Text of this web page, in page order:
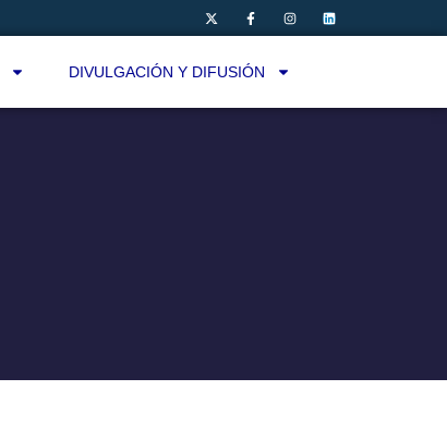
DIVULGACIÓN Y DIFUSIÓN